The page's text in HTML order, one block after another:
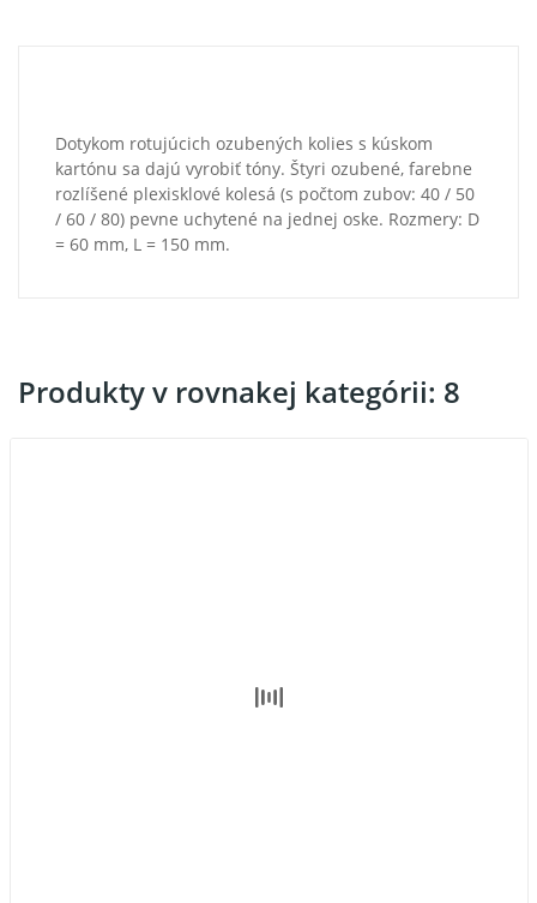
Dotykom rotujúcich ozubených kolies s kúskom
kartónu sa dajú vyrobiť tóny. Štyri ozubené, farebne
rozlíšené plexisklové kolesá (s počtom zubov: 40 / 50
/ 60 / 80) pevne uchytené na jednej oske. Rozmery: D
= 60 mm, L = 150 mm.
Produkty v rovnakej kategórii: 8